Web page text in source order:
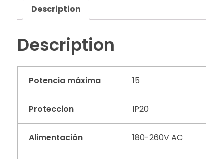
Description
Description
Potencia máxima 15
Proteccion IP20
Alimentación 180-260V AC